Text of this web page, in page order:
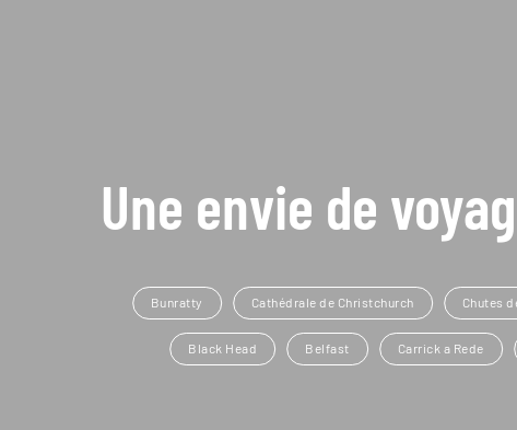
Une envie de
Bunratty Cathédrale de Christchurch Chutes
Black Head Belfast Carrick a Rede